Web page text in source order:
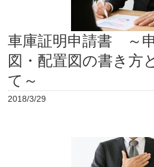
車庫証明申請書 ～
図・配置図の書き方
て～
2018/3/29